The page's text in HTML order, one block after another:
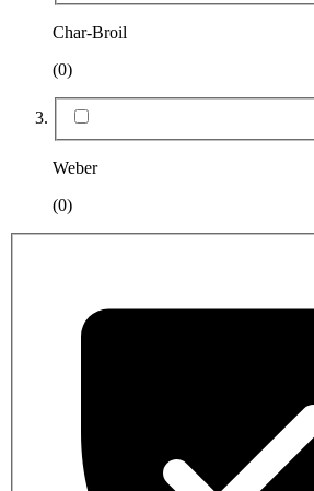
Char-Broil
(0)
Weber
(0)